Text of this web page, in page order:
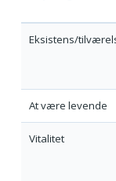
Eksistens/
At være levende
Vitalitet